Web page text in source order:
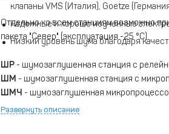
клапаны VMS (Италия), Goetze
Надежные и хорошо изученные
Низкий уровень шума благодаря
Отдельно ко всем станциям возможно
пакета "Север" (эксплуатация -25 °C)
ШР - шумозаглушенная станция с
ШМ - шумозаглушенная станция с
​ШМЧ - шумозаглушенная
Развернуть описание